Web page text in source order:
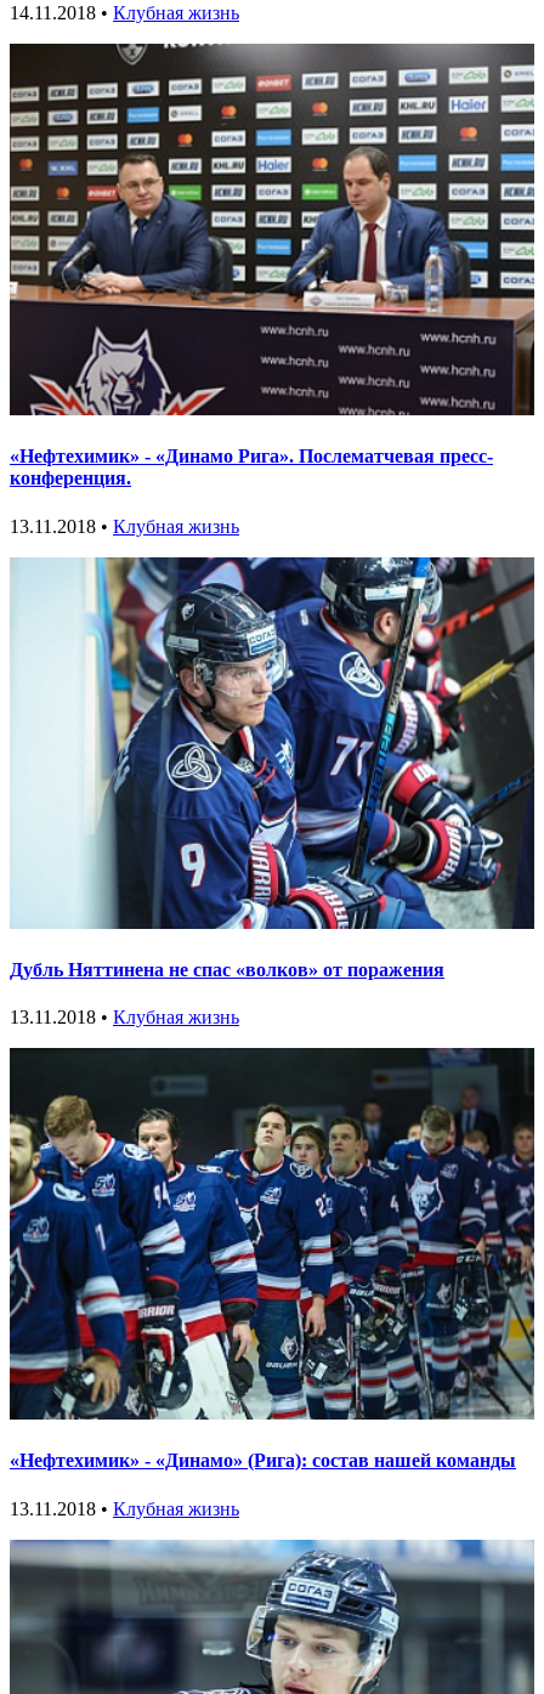
14.11.2018 • Клубная жизнь
«Нефтехимик» - «Динамо Рига». Послематчевая пресс-
конференция.
13.11.2018 • Клубная жизнь
Дубль Няттинена не спас «волков» от поражения
13.11.2018 • Клубная жизнь
«Нефтехимик» - «Динамо» (Рига): состав нашей команды
13.11.2018 • Клубная жизнь